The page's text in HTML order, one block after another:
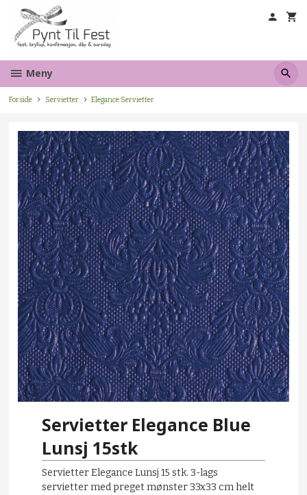
innholdet
Meny
Forside Servietter Elegance Servietter
Servietter Elegance Blue
Lunsj 15stk
Servietter Elegance Lunsj 15 stk. 3-lags
servietter med preget mønster 33x33 cm helt